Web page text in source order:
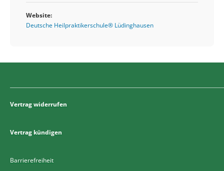
Website:
Deutsche Heilpraktikerschule® Lüdinghausen
Vertrag widerrufen
Vertrag kündigen
Barrierefreiheit